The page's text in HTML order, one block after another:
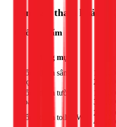
Bảng giá tham khảo
Chống thấm
Hạng mục
Chống thấm sân
thượng
Chống thấm tường
ngoài
Chống thấm toilet, WC